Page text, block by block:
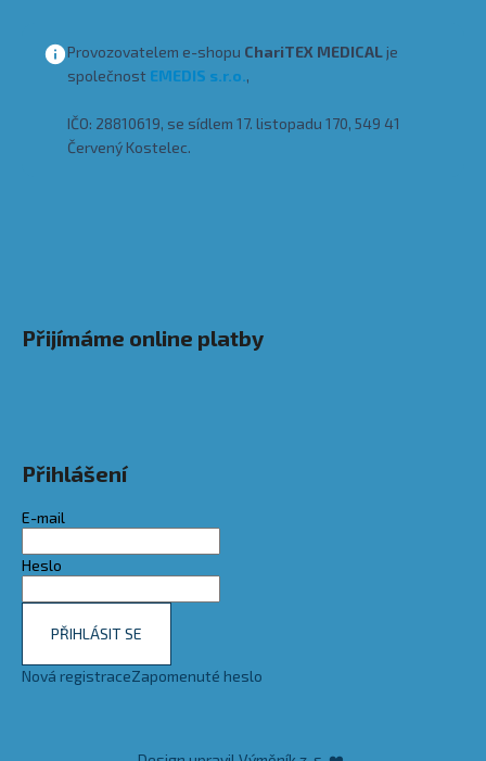
Provozovatelem e-shopu ChariTEX MEDICAL je
společnost EMEDIS s.r.o.,
IČO: 28810619, se sídlem 17. listopadu 170, 549 41
Červený Kostelec.
Přijímáme online platby
Přihlášení
E-mail
Heslo
PŘIHLÁSIT SE
Nová registraceZapomenuté heslo